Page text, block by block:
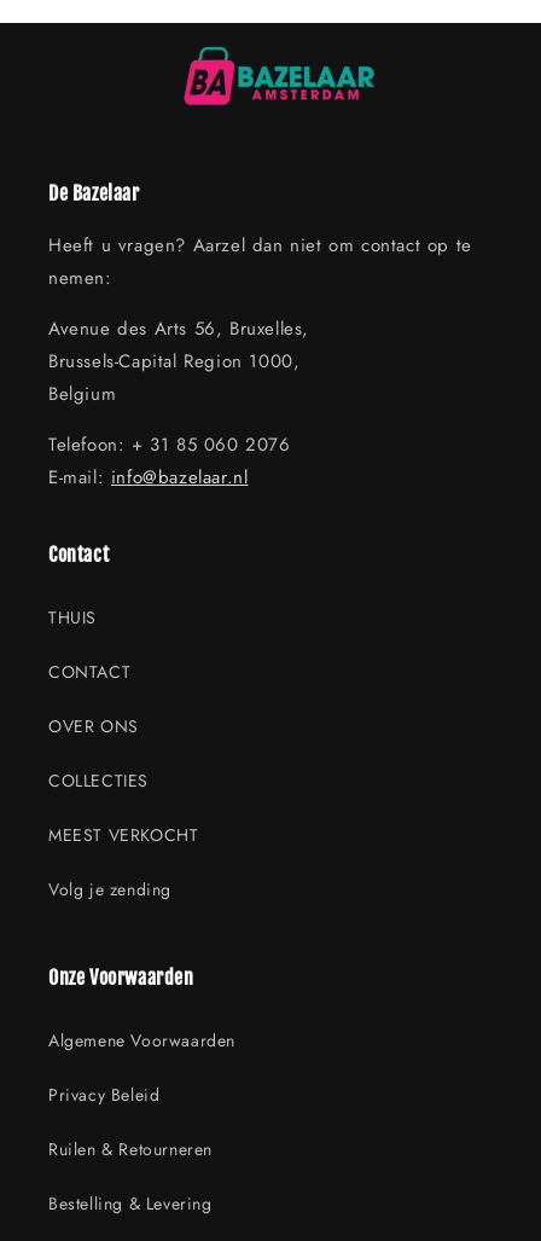
De Bazelaar
Heeft u vragen? Aarzel dan niet om contact op te
nemen:
Avenue des Arts 56, Bruxelles,
Brussels-Capital Region 1000,
Belgium
Telefoon: + 31 85 060 2076
E-mail: info@bazelaar.nl
Contact
THUIS
CONTACT
OVER ONS
COLLECTIES
MEEST VERKOCHT
Volg je zending
Onze Voorwaarden
Algemene Voorwaarden
Privacy Beleid
Ruilen & Retourneren
Bestelling & Levering